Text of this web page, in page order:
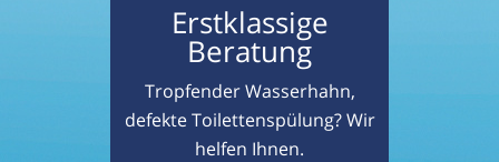
Erstklassige
Beratung
Tropfender Wasserhahn,
defekte Toilettenspülung? Wir
helfen Ihnen.